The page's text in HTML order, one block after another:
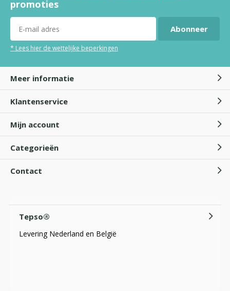
promoties
Abonneer
* Lees hier de wettelijke beperkingen
Meer informatie
Klantenservice
Mijn account
Categorieën
Contact
Tepso®
Levering Nederland en België